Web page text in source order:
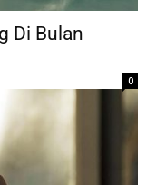
Di Bulan
0